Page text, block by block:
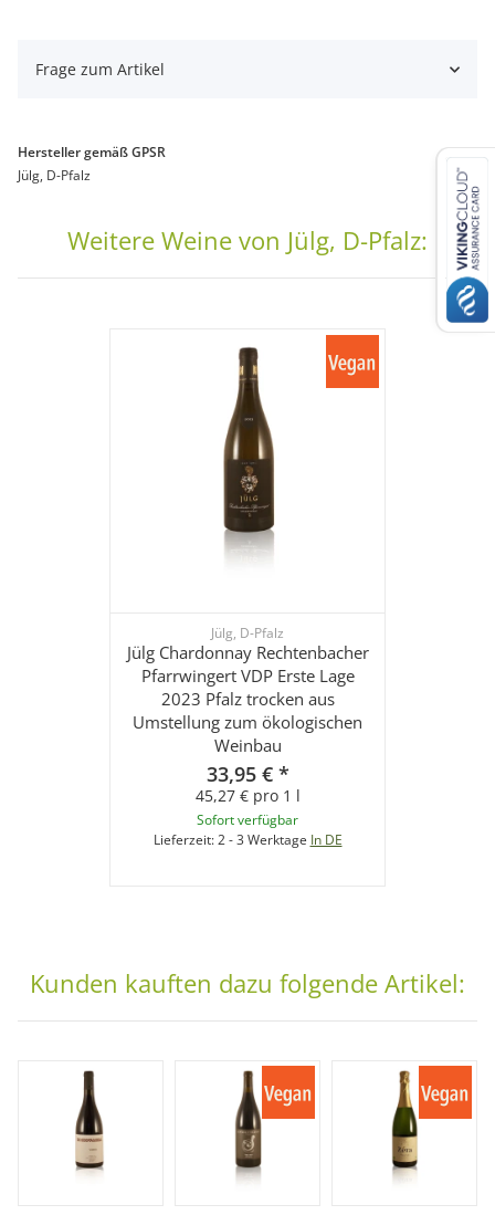
Frage zum Artikel
Hersteller gemäß GPSR
Jülg, D-Pfalz
Weitere Weine von Jülg, D-Pfalz:
Jülg, D-Pfalz
Jülg Chardonnay Rechtenbacher
Pfarrwingert VDP Erste Lage
2023 Pfalz trocken aus
Umstellung zum ökologischen
Weinbau
33,95 € *
45,27 € pro 1 l
Sofort verfügbar
Lieferzeit:2 - 3 Werktage In DE
Kunden kauften dazu folgende Artikel: